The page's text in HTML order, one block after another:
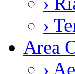
›
Area
›